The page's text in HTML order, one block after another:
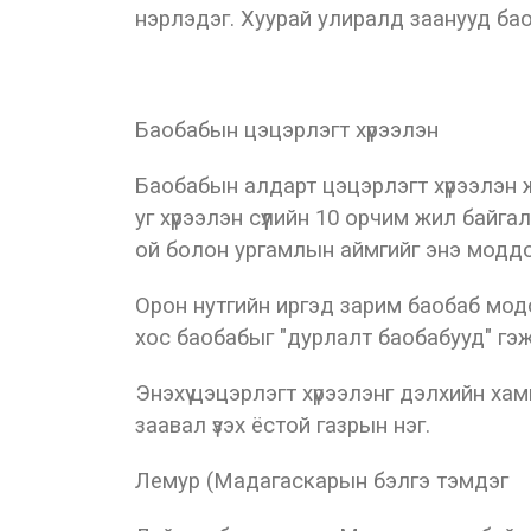
нэрлэдэг. Хуурай улиралд заанууд
Баобабын цэцэрлэгт хүрээлэн
Баобабын алдарт цэцэрлэгт хүрээлэн
уг хүрээлэн сүүлийн 10 орчим жил
ой болон ургамлын аймгийг энэ
Орон нутгийн иргэд зарим баобаб
хос баобабыг "дурлалт баобабууд"
Энэхүү цэцэрлэгт хүрээлэнг дэлхийн
заавал үзэх ёстой газрын нэг.
Лемур (Мадагаскарын бэлгэ тэмдэг